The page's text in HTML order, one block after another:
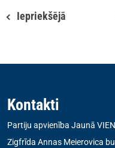
Iepriekšējā
Kontakti
Partiju apvienība Jaunā
Zigfrīda Annas Meierovica